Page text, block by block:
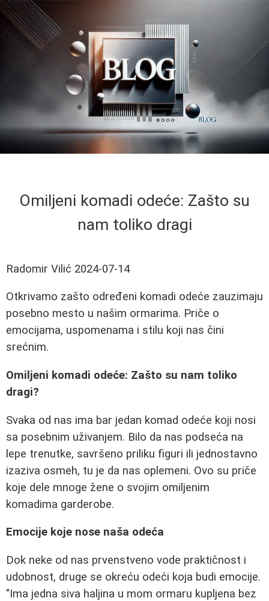
Omiljeni komadi odeće: Zašto su
nam toliko dragi
Radomir Vilić 2024-07-14
Otkrivamo zašto određeni komadi odeće zauzimaju
posebno mesto u našim ormarima. Priče o
emocijama, uspomenama i stilu koji nas čini
srećnim.
Omiljeni komadi odeće: Zašto su nam toliko
dragi?
Svaka od nas ima bar jedan komad odeće koji nosi
sa posebnim uživanjem. Bilo da nas podseća na
lepe trenutke, savršeno priliku figuri ili jednostavno
izaziva osmeh, tu je da nas oplemeni. Ovo su priče
koje dele mnoge žene o svojim omiljenim
komadima garderobe.
Emocije koje nose naša odeća
Dok neke od nas prvenstveno vode praktičnost i
udobnost, druge se okreću odeći koja budi emocije.
"Ima jedna siva haljina u mom ormaru kupljena bez